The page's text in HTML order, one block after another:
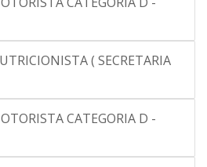
( SECRETARIA
CATEGORIA D -